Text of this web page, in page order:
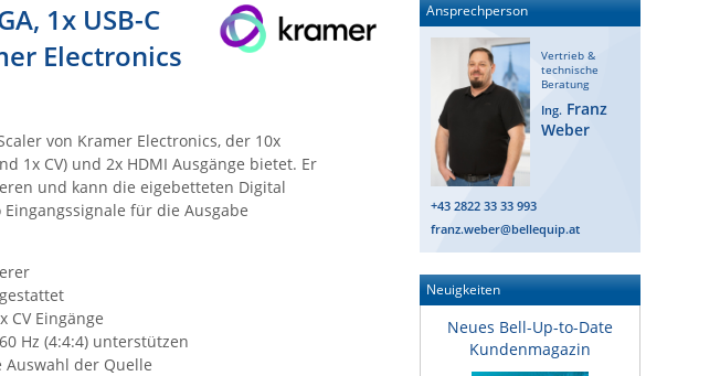
1x USB-C
Electronics
von Kramer Electronics, der 10x
1x CV) und 2x HDMI Ausgänge bietet. Er
und kann die eigebetteten Digital
für die Ausgabe
CV Eingänge
Hz (4:4:4) unterstützen
der Quelle
Ansprechperson
Vertrieb &
technische
Beratung
Ing. Franz
Weber
+43 2822 33 33 993
franz.weber@bellequip.at
Neuigkeiten
Neues Bell-Up-to-Date
Kundenmagazin